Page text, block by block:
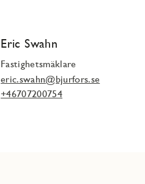
Eric Swahn
Fastighetsmäklare
eric.swahn@bjurfors.se
+46707200754